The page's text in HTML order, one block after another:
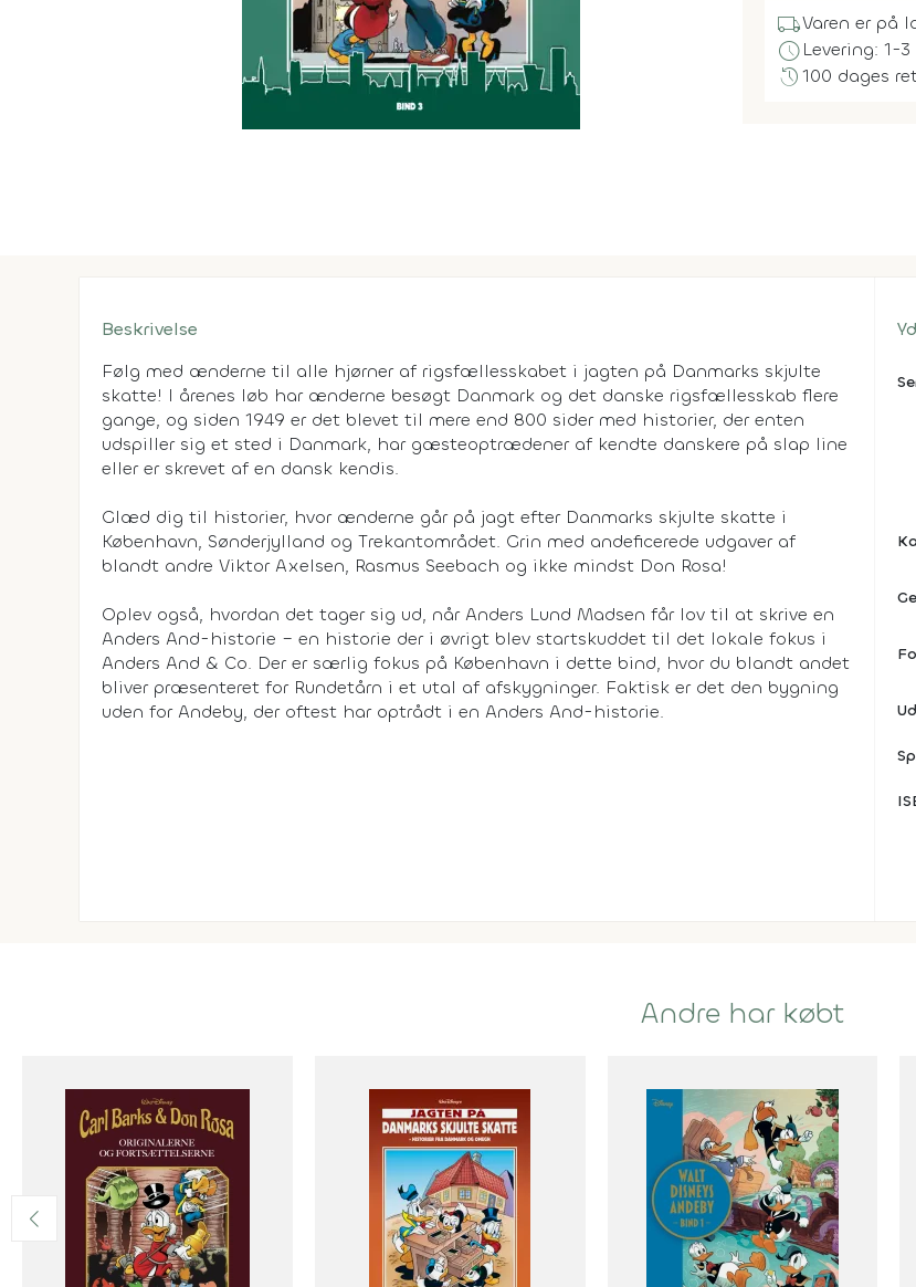
local_shippingVaren er på
scheduleLevering: 1-
history100 dages
Beskrivelse
Følg med ænderne til alle hjørner af rigsfællesskabet i jagten på Danmarks skjulte
skatte! I årenes løb har ænderne besøgt Danmark og det danske rigsfællesskab flere
gange, og siden 1949 er det blevet til mere end 800 sider med historier, der enten
udspiller sig et sted i Danmark, har gæsteoptrædener af kendte danskere på slap line
eller er skrevet af en dansk kendis.
Glæd dig til historier, hvor ænderne går på jagt efter Danmarks skjulte skatte i
København, Sønderjylland og Trekantområdet. Grin med andeficerede udgaver af
blandt andre Viktor Axelsen, Rasmus Seebach og ikke mindst Don Rosa!
Oplev også, hvordan det tager sig ud, når Anders Lund Madsen får lov til at skrive en
Anders And-historie – en historie der i øvrigt blev startskuddet til det lokale fokus i
Anders And & Co. Der er særlig fokus på København i dette bind, hvor du blandt andet
bliver præsenteret for Rundetårn i et utal af afskygninger. Faktisk er det den bygning
uden for Andeby, der oftest har optrådt i en Anders And-historie.
Andre har købt